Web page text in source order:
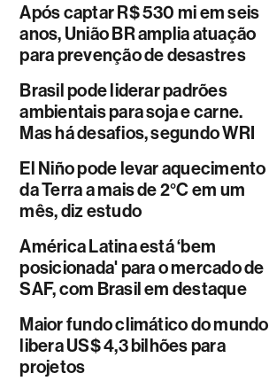
Após captar R$ 530 mi em seis
anos, União BR amplia atuação
para prevenção de desastres
Brasil pode liderar padrões
ambientais para soja e carne.
Mas há desafios, segundo WRI
El Niño pode levar aquecimento
da Terra a mais de 2°C em um
mês, diz estudo
América Latina está ‘bem
posicionada' para o mercado de
SAF, com Brasil em destaque
Maior fundo climático do mundo
libera US$ 4,3 bilhões para
projetos